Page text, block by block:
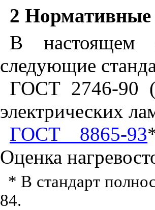
2 Нормативные
В настоящем
следующие
ГОСТ 2746-90
электрических
ГОСТ 8865-93
Оценка
* В стандарт
84.